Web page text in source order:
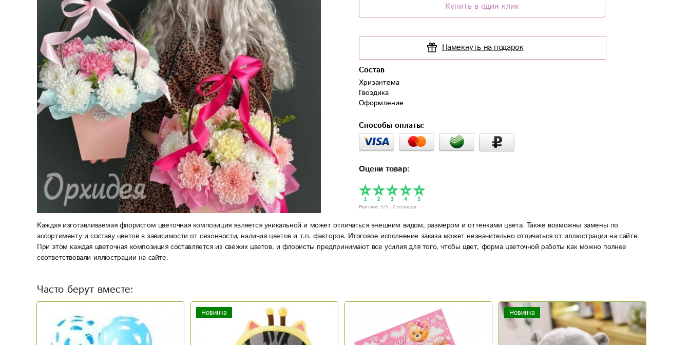
Купить в один клик
Намекнуть на подарок
Состав
Хризантема
Гвоздика
Оформление
Способы оплаты:
Оцени товар:
Рейтинг: 5/5 - 2 голосов
Каждая изготавливаемая флористом цветочная композиция является уникальной и может отличаться внешним видом, размером и оттенками цвета. Также возможны замены по
ассортименту и составу цветов в зависимости от сезонности, наличия цветов и т.п. факторов. Итоговое исполнение заказа может незначительно отличаться от иллюстрации на сайте.
При этом каждая цветочная композиция составляется из свежих цветов, и флористы предпринимают все усилия для того, чтобы цвет, форма цветочной работы как можно полнее
соответствовали иллюстрации на сайте.
Часто берут вместе:
Новинка